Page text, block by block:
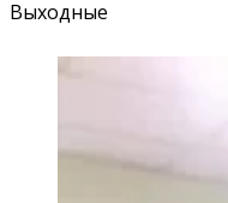
Выходные